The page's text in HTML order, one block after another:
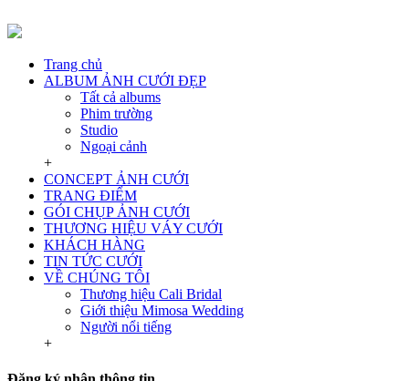
Trang chủ
ALBUM ẢNH CƯỚI ĐẸP
Tất cả albums
Phim trường
Studio
Ngoại cảnh
+
CONCEPT ẢNH CƯỚI
TRANG ĐIỂM
GÓI CHỤP ẢNH CƯỚI
THƯƠNG HIỆU VÁY CƯỚI
KHÁCH HÀNG
TIN TỨC CƯỚI
VỀ CHÚNG TÔI
Thương hiệu Cali Bridal
Giới thiệu Mimosa Wedding
Người nổi tiếng
+